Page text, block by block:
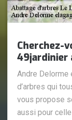
Cherchez-
49jardinier
Andre Delorme
d’arbres qui
vous propose
aussi pour